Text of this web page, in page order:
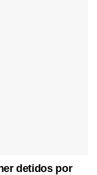
detidos por